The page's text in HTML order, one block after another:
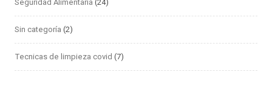
Seguridad Alimentaria (24)
Sin categoría (2)
Tecnicas de limpieza covid (7)